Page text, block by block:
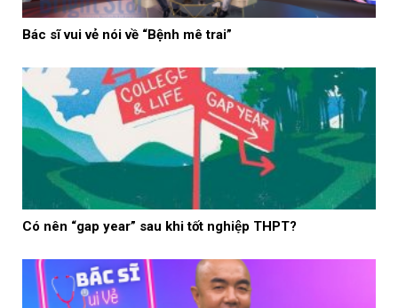
Bác sĩ vui vẻ nói về “Bệnh mê trai”
Có nên “gap year” sau khi tốt nghiệp THPT?